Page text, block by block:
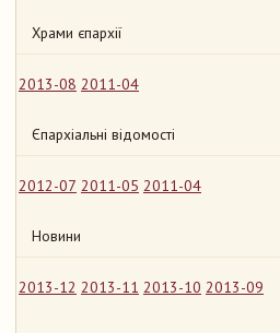
Храми єпархії
2013-08 2011-04
Єпархіальні відомості
2012-07 2011-05 2011-04
Новини
2013-12 2013-11 2013-10 2013-09